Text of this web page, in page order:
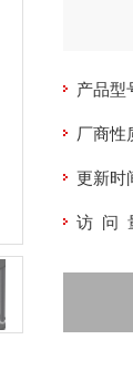
产品型
厂商性
更新时
访 问